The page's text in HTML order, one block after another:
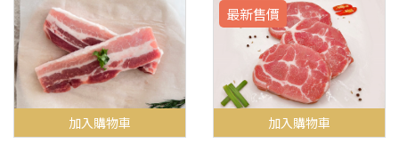
加入購物車
最新售價
加入購物車